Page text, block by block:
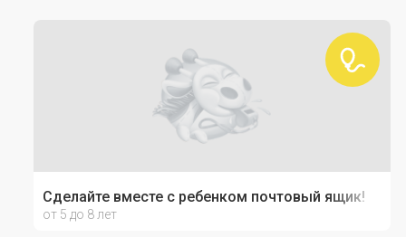
Сделайте вместе с ребенком почтовый ящик!
от 5 до 8 лет